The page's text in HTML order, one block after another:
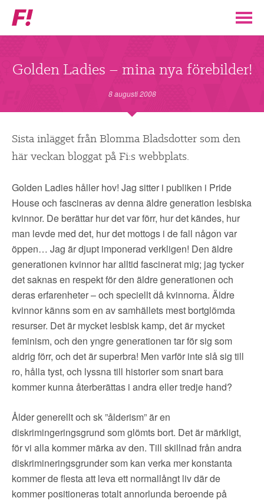
Feministiskt
initiativ
ENGAGERA DIG I F!
ENAD RÖST
PARTILEDARE
OM FI ▼
FÖR MEDLEMMAR ▼
NYHETER
SÖK
Golden Ladies – mina nya förebilder!
8 augusti 2008
Sista inlägget från Blomma Bladsdotter som den
här veckan bloggat på Fi:s webbplats.
Golden Ladies håller hov! Jag sitter i publiken i Pride
House och fascineras av denna äldre generation lesbiska
kvinnor. De berättar hur det var förr, hur det kändes, hur
man levde med det, hur det mottogs i de fall någon var
öppen… Jag är djupt imponerad verkligen! Den äldre
generationen kvinnor har alltid fascinerat mig; jag tycker
det saknas en respekt för den äldre generationen och
deras erfarenheter – och speciellt då kvinnorna. Äldre
kvinnor känns som en av samhällets mest bortglömda
resurser. Det är mycket lesbisk kamp, det är mycket
feminism, och den yngre generationen tar för sig som
aldrig förr, och det är superbra! Men varför inte slå sig till
ro, hålla tyst, och lyssna till historier som snart bara
kommer kunna återberättas i andra eller tredje hand?
Ålder generellt och sk ”ålderism” är en
diskrimingeringsgrund som glömts bort. Det är märkligt,
för vi alla kommer märka av den. Till skillnad från andra
diskrimineringsgrunder som kan verka mer konstanta
kommer de flesta att leva ett normallångt liv där de
kommer positioneras totalt annorlunda beroende på